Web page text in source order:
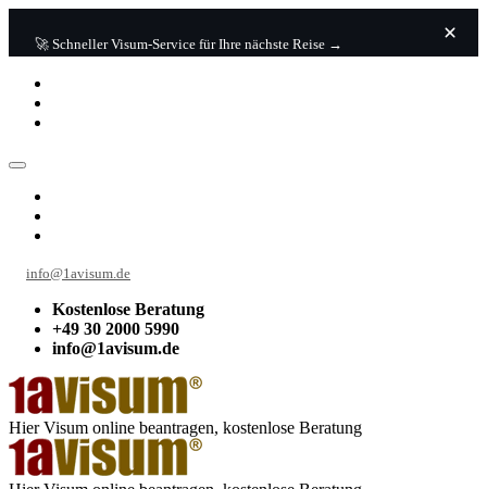
🚀 Schneller Visum-Service für Ihre nächste Reise →
info@1avisum.de
Kostenlose Beratung
+49 30 2000 5990
info@1avisum.de
Hier Visum online beantragen, kostenlose Beratung